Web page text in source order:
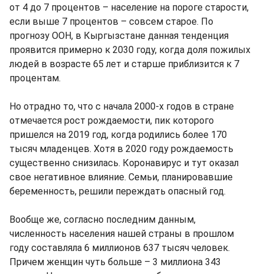
от 4 до 7 процентов – население на пороге старости,
если выше 7 процентов – совсем старое. По
прогнозу ООН, в Кыргызстане данная тенденция
проявится примерно к 2030 году, когда доля пожилых
людей в возрасте 65 лет и старше приблизится к 7
процентам.
Но отрадно то, что с начала 2000-х годов в стране
отмечается рост рождаемости, пик которого
пришелся на 2019 год, когда родились более 170
тысяч младенцев. Хотя в 2020 году рождаемость
существенно снизилась. Коронавирус и тут оказал
свое негативное влияние. Семьи, планировавшие
беременность, решили переждать опасный год.
Вообще же, согласно последним данным,
численность населения нашей страны в прошлом
году составляла 6 миллионов 637 тысяч человек.
Причем женщин чуть больше – 3 миллиона 343